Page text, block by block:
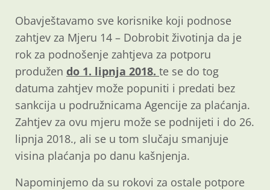
Obavještavamo sve korisnike koji podnose
zahtjev za Mjeru 14 – Dobrobit životinja da je
rok za podnošenje zahtjeva za potporu
produžen do 1. lipnja 2018. te se do tog
datuma zahtjev može popuniti i predati bez
sankcija u podružnicama Agencije za plaćanja.
Zahtjev za ovu mjeru može se podnijeti i do 26.
lipnja 2018., ali se u tom slučaju smanjuje
visina plaćanja po danu kašnjenja.
Napominjemo da su rokovi za ostale potpore